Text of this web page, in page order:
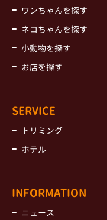
ワンちゃんを探す
ネコちゃんを探す
小動物を探す
お店を探す
SERVICE
トリミング
ホテル
INFORMATION
ニュース